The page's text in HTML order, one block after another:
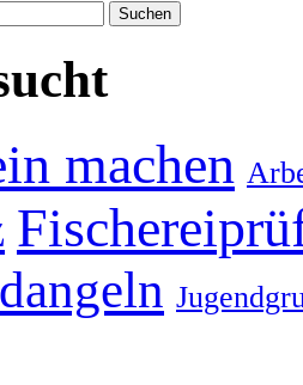
machen